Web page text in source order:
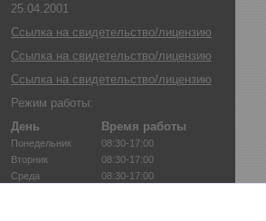
25.04.2001
Ссылка на свидетельство/лицензию
Ссылка на свидетельство/лицензию
Ссылка на свидетельство/лицензию
Режим работы:
День
Время работы
Понедельник
08:30-17:00
Вторник
08:30-17:00
Среда
08:30-17:00